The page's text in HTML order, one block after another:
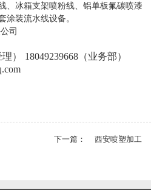
、冰箱支架喷粉线、铝单板氟碳喷漆
涂装流水线设备。
司
） 18049239668（业务部）
下一篇： 西安喷塑加工